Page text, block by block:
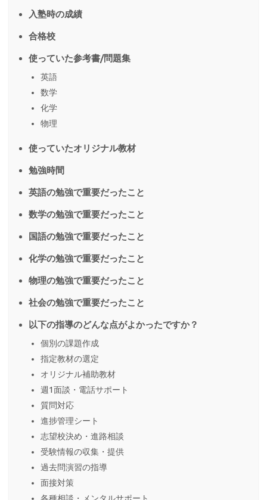
入塾時の成績
合格校
使っていた参考書/問題集
英語
数学
化学
物理
使っていたオリジナル教材
勉強時間
英語の勉強で重要だったこと
数学の勉強で重要だったこと
国語の勉強で重要だったこと
化学の勉強で重要だったこと
物理の勉強で重要だったこと
社会の勉強で重要だったこと
以下の指導のどんな点がよかったですか？
個別の課題作成
指定教材の選定
オリジナル補助教材
週1面談・電話サポート
質問対応
進捗管理シート
志望校決め・進路相談
受験情報の収集・提供
過去問演習の指導
面接対策